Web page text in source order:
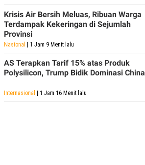
Krisis Air Bersih Meluas, Ribuan Warga
Terdampak Kekeringan di Sejumlah
Provinsi
Nasional | 1 Jam 9 Menit lalu
AS Terapkan Tarif 15% atas Produk
Polysilicon, Trump Bidik Dominasi China
Internasional | 1 Jam 16 Menit lalu